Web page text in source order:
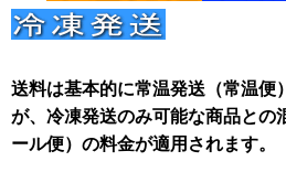
送料は基本的に常温発送（常温便
が、冷凍発送のみ可能な商品との
ール便）の料金が適用されます。